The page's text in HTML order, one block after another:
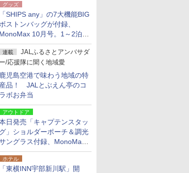
グッズ
「SHIPS any」の7大機能BIG
ボストンバッグが付録、
MonoMax 10月号。1～2泊の
物、キャリーオンも可能
連載
JALふるさとアンバサダ
ー/応援隊に聞く地域愛
鹿児島空港で味わう地域の特
産品！ JALとぶえん亭のコ
ラボお弁当
アウトドア
日発売「キャプテンスタッ
グ」ショルダーポーチ＆調光
ングラス付録、MonoMax
月号増刊
ホテル
「東横INN宇部新川駅」開